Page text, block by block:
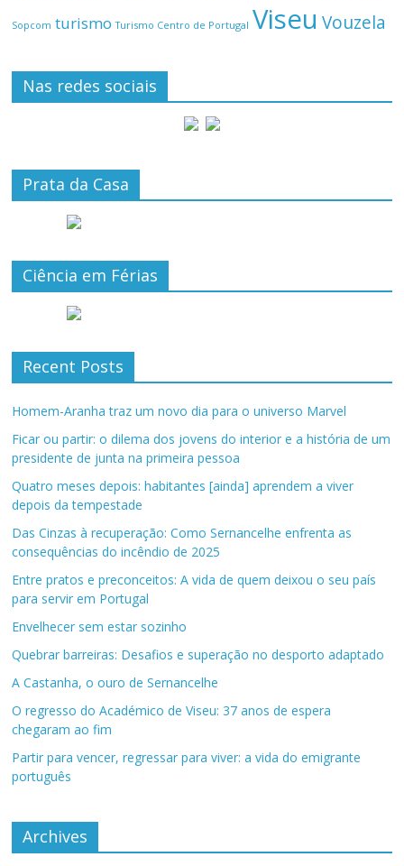
Sopcom turismo Turismo Centro de Portugal Viseu Vouzela
Nas redes sociais
Prata da Casa
Ciência em Férias
Recent Posts
Homem-Aranha traz um novo dia para o universo Marvel
Ficar ou partir: o dilema dos jovens do interior e a história de um
presidente de junta na primeira pessoa
Quatro meses depois: habitantes [ainda] aprendem a viver
depois da tempestade
Das Cinzas à recuperação: Como Sernancelhe enfrenta as
consequências do incêndio de 2025
Entre pratos e preconceitos: A vida de quem deixou o seu país
para servir em Portugal
Envelhecer sem estar sozinho
Quebrar barreiras: Desafios e superação no desporto adaptado
A Castanha, o ouro de Sernancelhe
O regresso do Académico de Viseu: 37 anos de espera
chegaram ao fim
Partir para vencer, regressar para viver: a vida do emigrante
português
Archives